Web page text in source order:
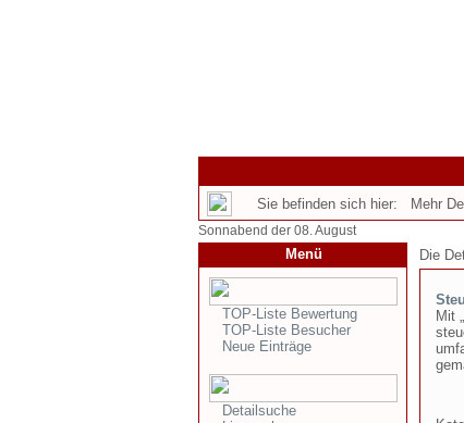
Sie befinden sich hier: Mehr
Sonnabend der 08. August
Menü
TOP-Liste Bewertung
TOP-Liste Besucher
Neue Einträge
Detailsuche
Die
Mit